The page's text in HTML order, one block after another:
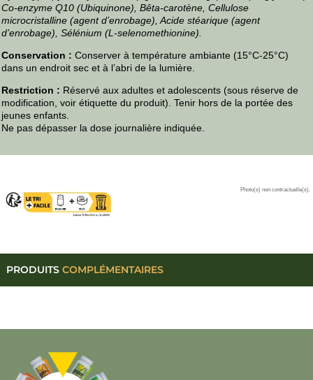
Co-enzyme Q10 (Ubiquinone), Bêta-carotène, Cellulose
microcristalline (agent d’enrobage), Acide stéarique (agent
d’enrobage), Sélénium (L-selenomethionine).
Conservation : Conserver à température ambiante (15°C-25°C)
dans un endroit sec et à l’abri de la lumière.
Restriction : Réservé aux adultes et adolescents (sous réserve de
modification, voir étiquette du produit). Tenir hors de la portée des
jeunes enfants.
Ne pas dépasser la dose journalière indiquée.
Photo(s) non contractuelle(s).
PRODUITS COMPLÉMENTAIRES